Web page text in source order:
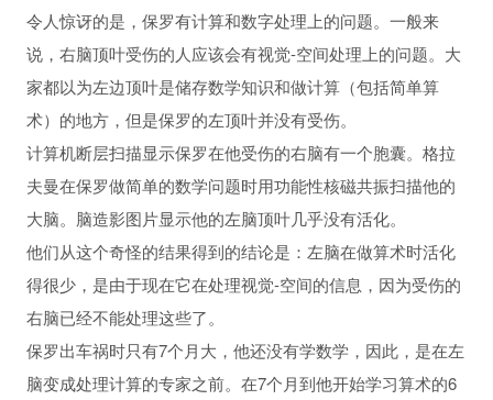
为和坏习惯
令人惊讶的是，保罗有计算和数字处理上的问题。一般来
说，右脑顶叶受伤的人应该会有视觉-空间处理上的问题。大
家都以为左边顶叶是储存数学知识和做计算（包括简单算
术）的地方，但是保罗的左顶叶并没有受伤。
计算机断层扫描显示保罗在他受伤的右脑有一个胞囊。格拉
夫曼在保罗做简单的数学问题时用功能性核磁共振扫描他的
大脑。脑造影图片显示他的左脑顶叶几乎没有活化。
他们从这个奇怪的结果得到的结论是：左脑在做算术时活化
得很少，是由于现在它在处理视觉-空间的信息，因为受伤的
右脑已经不能处理这些了。
保罗出车祸时只有7个月大，他还没有学数学，因此，是在左
脑变成处理计算的专家之前。在7个月到他开始学习算术的6